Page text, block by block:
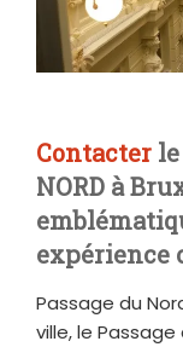
Contacter
NORD à
expérience
Passage du
ville, le